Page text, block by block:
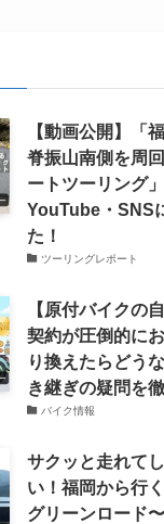
【動画公開】「
脊振山南側を周
ートツーリング
YouTube・SNS
た！
ツーリングレポート
【原付バイクの
契約が圧倒的に
り換えたらどう
き継ぎの疑問を
バイク情報
サクッと走れて
い！福岡から行
グリーンロード